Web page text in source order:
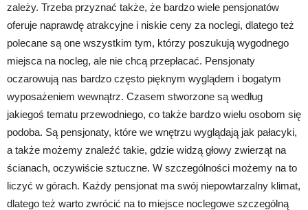
zależy. Trzeba przyznać także, że bardzo wiele pensjonatów
oferuje naprawdę atrakcyjne i niskie ceny za noclegi, dlatego też
polecane są one wszystkim tym, którzy poszukują wygodnego
miejsca na nocleg, ale nie chcą przepłacać. Pensjonaty
oczarowują nas bardzo często pięknym wyglądem i bogatym
wyposażeniem wewnątrz. Czasem stworzone są według
jakiegoś tematu przewodniego, co także bardzo wielu osobom się
podoba. Są pensjonaty, które we wnętrzu wyglądają jak pałacyki,
a także możemy znaleźć takie, gdzie widzą głowy zwierząt na
ścianach, oczywiście sztuczne. W szczególności możemy na to
liczyć w górach. Każdy pensjonat ma swój niepowtarzalny klimat,
dlatego też warto zwrócić na to miejsce noclegowe szczególną